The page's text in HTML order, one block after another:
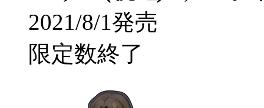
2021/8/1発売
限定数終了